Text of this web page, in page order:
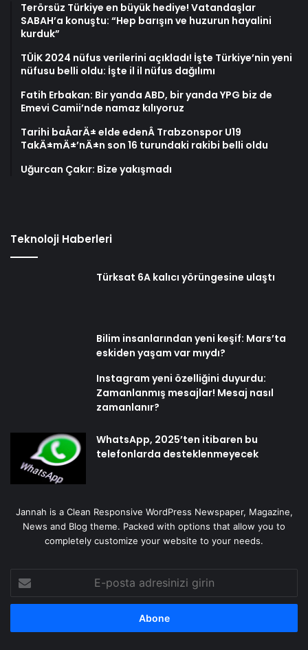
Terörsüz Türkiye en büyük hediye! Vatandaşlar
SABAH’a konuştu: “Hep barışın ve huzurun hayalini
kurduk”
TÜİK 2024 nüfus verilerini açıkladı! İşte Türkiye’nin yeni
nüfusu belli oldu: İşte il il nüfus dağılımı
Fatih Erbakan: Bir yanda ABD, bir yanda YPG biz de
Emevi Camii’nde namaz kılıyoruz
Tarihi baÅarÄ± elde edenÂ Trabzonspor U19
TakÄ±mÄ±’nÄ±n son 16 turundaki rakibi belli oldu
Uğurcan Çakır: Bize yakışmadı
Teknoloji Haberleri
Türksat 6A kalıcı yörüngesine ulaştı
Instagram yeni özelliğini duyurdu:
Zamanlanmış mesajlar! Mesaj nasıl
zamanlanır?
WhatsApp, 2025’ten itibaren bu
Jannah is a Clean Responsive WordPress Newspaper, Magazine,
girin